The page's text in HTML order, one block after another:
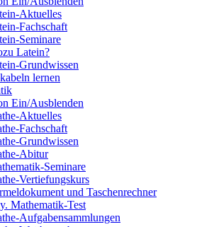
Aktuelles
Fachschaft
Seminare
Latein?
Grundwissen
lernen
Ein/Ausblenden
Aktuelles
Fachschaft
Grundwissen
Abitur
Seminare
Vertiefungskurs
und Taschenrechner
Mathematik-Test
Aufgabensammlungen